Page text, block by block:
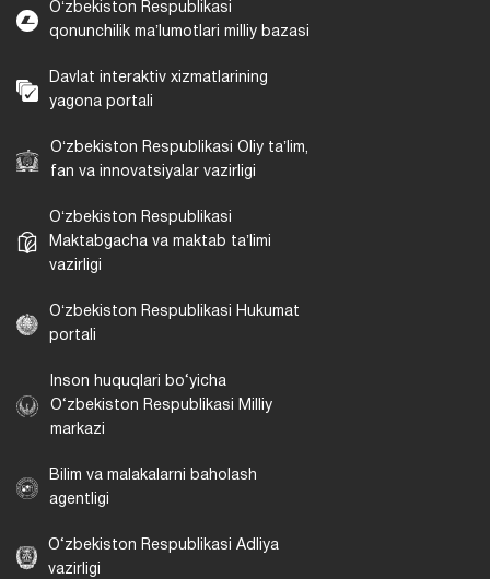
Oʻzbekiston Respublikasi
qonunchilik maʼlumotlari milliy bazasi
Davlat interaktiv xizmatlarining
yagona portali
Oʻzbekiston Respublikasi Oliy taʼlim,
fan va innovatsiyalar vazirligi
Oʻzbekiston Respublikasi
Maktabgacha va maktab taʼlimi
vazirligi
Oʻzbekiston Respublikasi Hukumat
portali
Inson huquqlari bo‘yicha
O‘zbekiston Respublikasi Milliy
markazi
Bilim va malakalarni baholash
agentligi
O‘zbekiston Respublikasi Adliya
vazirligi